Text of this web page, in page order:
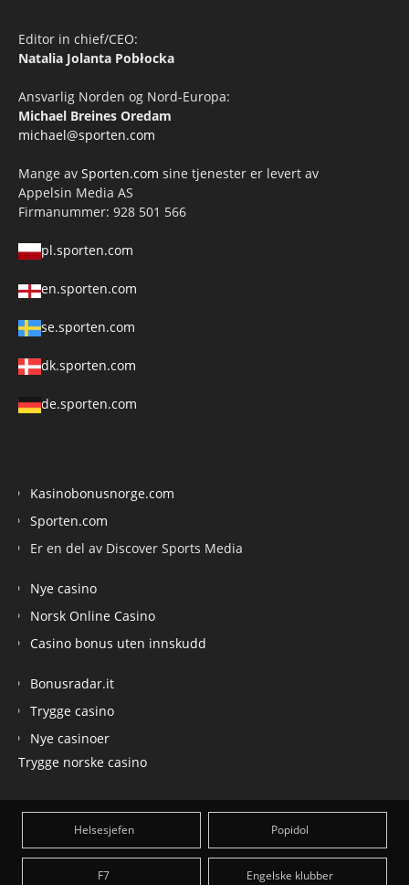
Editor in chief/CEO:
Natalia Jolanta Pobłocka
Ansvarlig Norden og Nord-Europa:
Michael Breines Oredam
michael@sporten.com
Mange av Sporten.com sine tjenester er levert av
Appelsin Media AS
Firmanummer: 928 501 566
pl.sporten.com
en.sporten.com
se.sporten.com
dk.sporten.com
de.sporten.com
Kasinobonusnorge.com
Sporten.com
Er en del av Discover Sports Media
Nye casino
Norsk Online Casino
Casino bonus uten innskudd
Bonusradar.it
Trygge casino
Nye casinoer
Trygge norske casino
Helsesjefen Popidol
F7 Engelske klubber